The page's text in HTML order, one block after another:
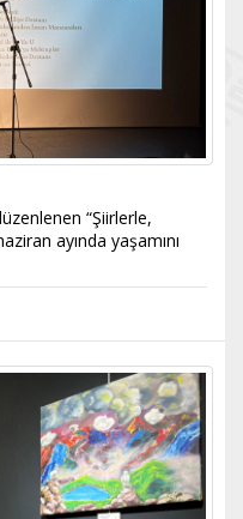
“Şiirlerle,
ayında yaşamını